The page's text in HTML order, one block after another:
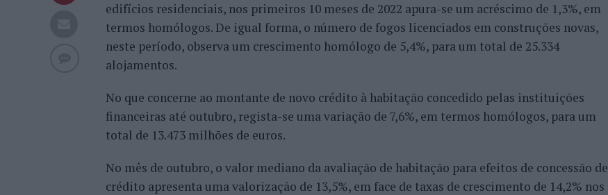
edifícios residenciais, nos primeiros 10 meses de 2022 apura-se um acréscimo de 1,3%, em
termos homólogos. De igual forma, o número de fogos licenciados em construções novas,
neste período, observa um crescimento homólogo de 5,4%, para um total de 25.334
alojamentos.
No que concerne ao montante de novo crédito à habitação concedido pelas instituições
financeiras até outubro, regista-se uma variação de 7,6%, em termos homólogos, para um
total de 13.473 milhões de euros.
No mês de outubro, o valor mediano da avaliação de habitação para efeitos de concessão de
crédito apresenta uma valorização de 13,5%, em face de taxas de crescimento de 14,2% nos